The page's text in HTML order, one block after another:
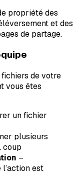
propriété des
et des
de partage.
de votre
vous êtes
un fichier
plusieurs
coup
–
est